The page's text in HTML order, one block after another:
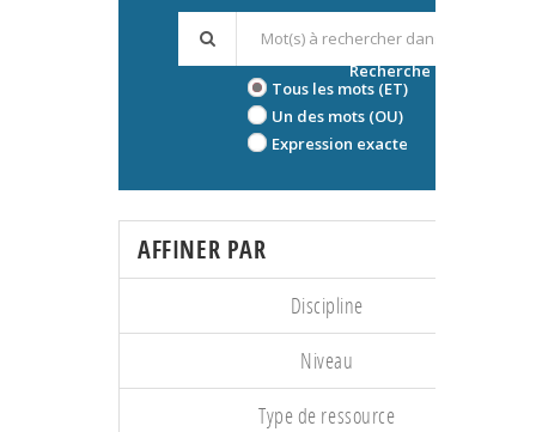
Tous les mots (ET)
Un des mots (OU)
Expression exacte
Recherche avancée
AFFINER PAR
Discipline
Niveau
Type de ressource